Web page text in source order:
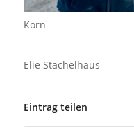
Korn
Elie Stachelhaus
Eintrag teilen